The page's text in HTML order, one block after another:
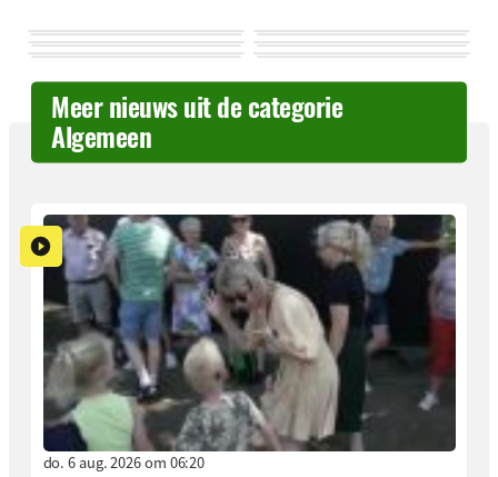
Meer nieuws uit de categorie
Algemeen
do. 6 aug. 2026 om 06:20